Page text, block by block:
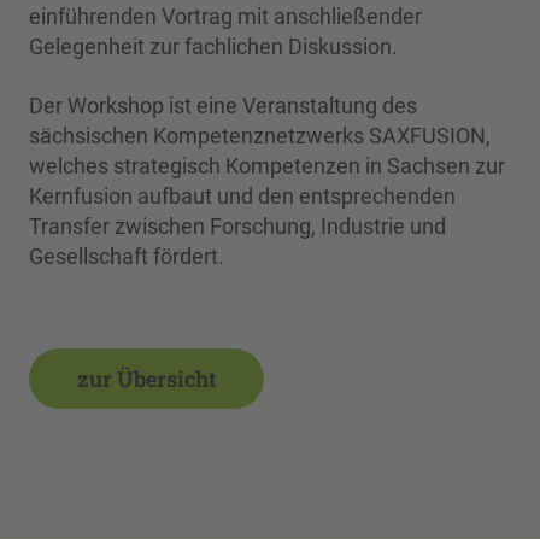
einführenden Vortrag mit anschließender
Gelegenheit zur fachlichen Diskussion.
Der Workshop ist eine Veranstaltung des
sächsischen Kompetenznetzwerks SAXFUSION,
welches strategisch Kompetenzen in Sachsen zur
Kernfusion aufbaut und den entsprechenden
Transfer zwischen Forschung, Industrie und
Gesellschaft fördert.
zur Übersicht